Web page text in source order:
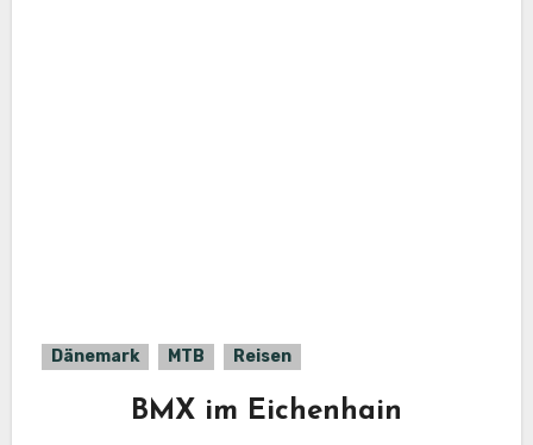
Dänemark MTB Reisen
BMX im Eichenhain